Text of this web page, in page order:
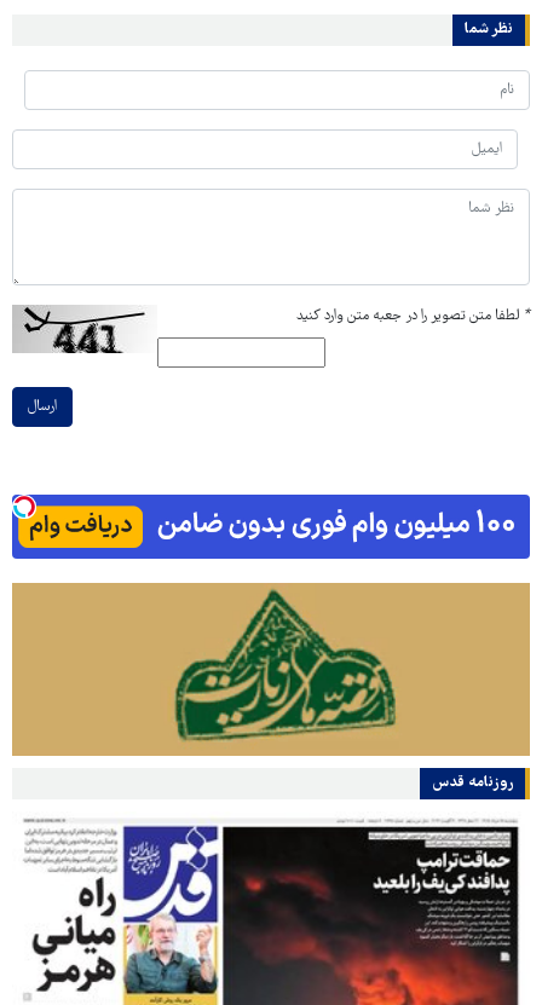
نظر شما
* لطفا متن تصویر را در جعبه متن وارد کنید
ارسال
روزنامه قدس